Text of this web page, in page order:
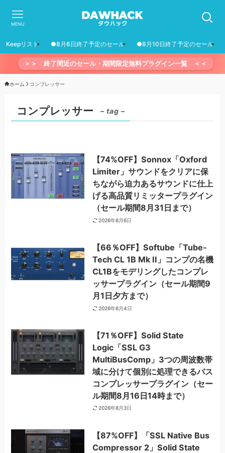
MENU
Keepリスト ●8月6日終了予定のセール ●8月10日終了予定のセール
＞＞ 終了間近のセール・期間限定無料プラグイン一覧 ＜＜
ホーム コンプレッサー
コンプレッサー – tag –
【74%OFF】Sonnox「Oxford
Limiter」サウンドをクリアに保
ちながら迫力あるサウンドに仕上
げる高品質リミッタープラグイン
（セール期間8月31日まで）
2026年8月6日
【66％OFF】Softube「Tube-
Tech CL 1B Mk II」コンプの名機
CL1Bをモデリングしたコンプレ
ッサープラグイン（セール期間9
月1日夕方まで）
2026年8月4日
【71％OFF】Solid State
Logic「SSL G3
MultiBusComp」3つの周波数帯
域に分けて個別に処理できるバス
コンプレッサープラグイン（セー
ル期間8月16日14時まで）
2026年8月3日
【87%OFF】「SSL Native Bus
Compressor 2」Solid State